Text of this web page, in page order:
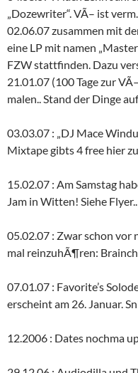
„Dozewriter“. VÃ– ist
02.06.07 zusammen mit
eine LP mit namen
FZW stattfinden. Dazu
21.01.07 (100 Tage zur
malen.. Stand der Dinge
03.03.07 : „DJ Mace
Mixtape gibts 4 free hier
15.02.07 : Am Samstag
Jam in Witten! Siehe Flyer..
05.02.07 : Zwar schon vor
mal reinzuhÃ¶ren:
07.01.07 : Favorite’s
erscheint am 26. Januar.
12.2006 : Dates nochma